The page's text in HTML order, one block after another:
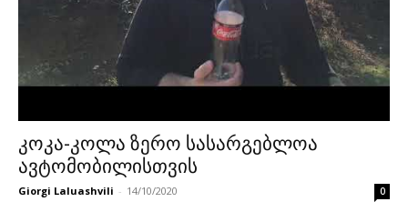
კოკა-კოლა ზერო სასარგებლოა
ავტომობილისთვის
Giorgi Laluashvili - 14/10/2020 0